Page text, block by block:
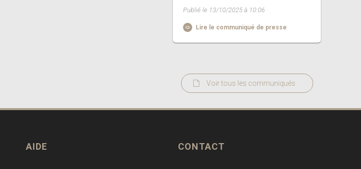
Publié le 13/10/2025 à 10:06
Lire le communiqué de presse
Voir tous les communiqués
AIDE CONTACT